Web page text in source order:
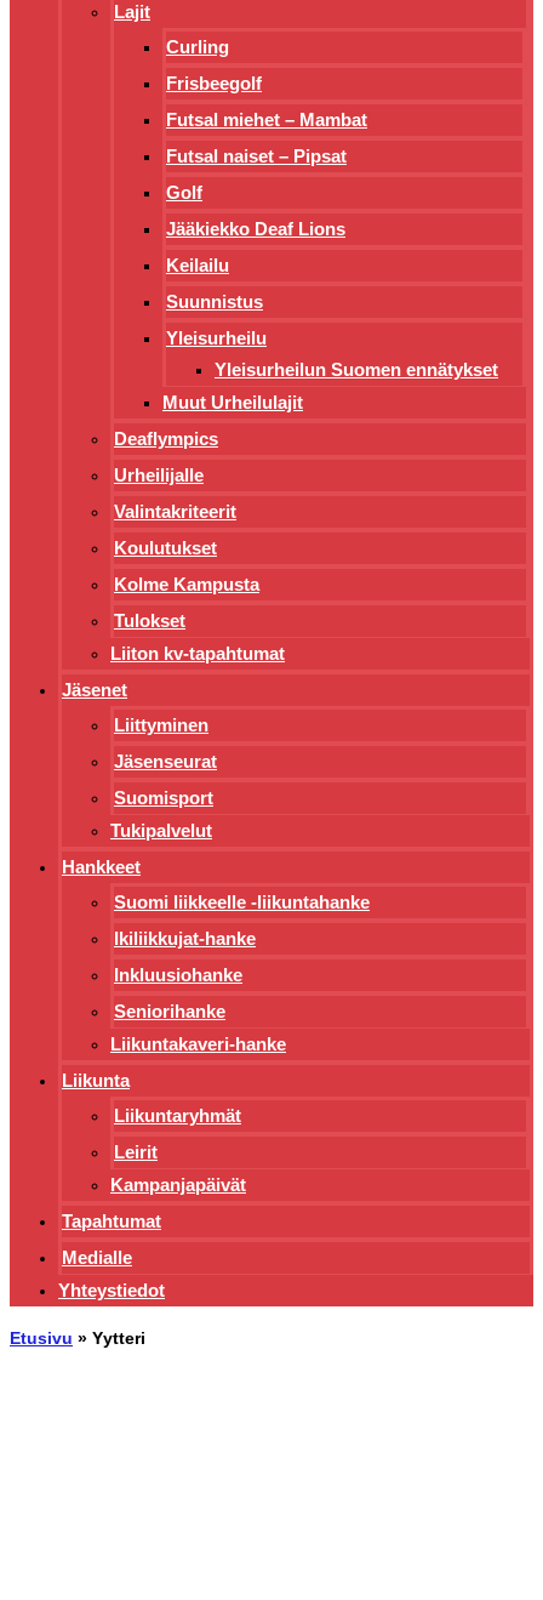
Lajit
Curling
Frisbeegolf
Futsal miehet – Mambat
Futsal naiset – Pipsat
Golf
Jääkiekko Deaf Lions
Keilailu
Suunnistus
Yleisurheilu
Yleisurheilun Suomen ennätykset
Muut Urheilulajit
Deaflympics
Urheilijalle
Valintakriteerit
Koulutukset
Kolme Kampusta
Tulokset
Liiton kv-tapahtumat
Jäsenet
Liittyminen
Jäsenseurat
Suomisport
Tukipalvelut
Hankkeet
Suomi liikkeelle -liikuntahanke
Ikiliikkujat-hanke
Inkluusiohanke
Seniorihanke
Liikuntakaveri-hanke
Liikunta
Liikuntaryhmät
Leirit
Kampanjapäivät
Tapahtumat
Medialle
Yhteystiedot
Etusivu » Yytteri